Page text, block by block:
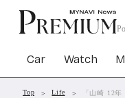
Car Watch
Top Life 「山崎 12